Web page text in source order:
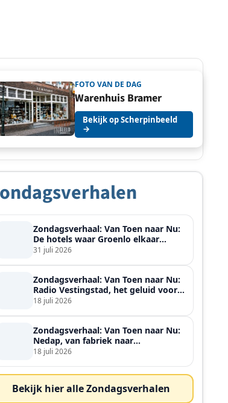
FOTO VAN DE DAG
Warenhuis Bramer
Bekijk op Scherpinbeeld
→
Zondagsverhaal: Van Toen naar Nu:
De hotels waar Groenlo elkaar
ontmoette
31 juli 2026
Zondagsverhaal: Van Toen naar Nu:
Radio Vestingstad, het geluid voor
heel de streek
18 juli 2026
Zondagsverhaal: Van Toen naar Nu:
Nedap, van fabriek naar
wereldspeler
18 juli 2026
Bekijk hier alle Zondagsverhalen